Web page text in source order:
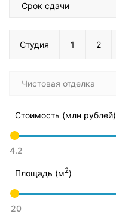
Срок сдачи
Студия 1 2
Чистовая отделка
Стоимость (млн рублей)
Площадь (м2)